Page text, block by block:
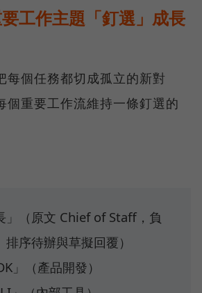
工作主題「釘選」成長
每個任務都切成孤立的新對
個重要工作流維持一條釘選的
」（原文 Chief of Staff，負
序待辦與草擬回覆）
」（產品開發）